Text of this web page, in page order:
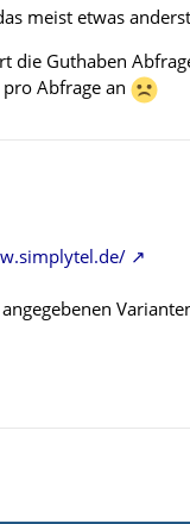
meist etwas
die Guthaben
Abfrage an